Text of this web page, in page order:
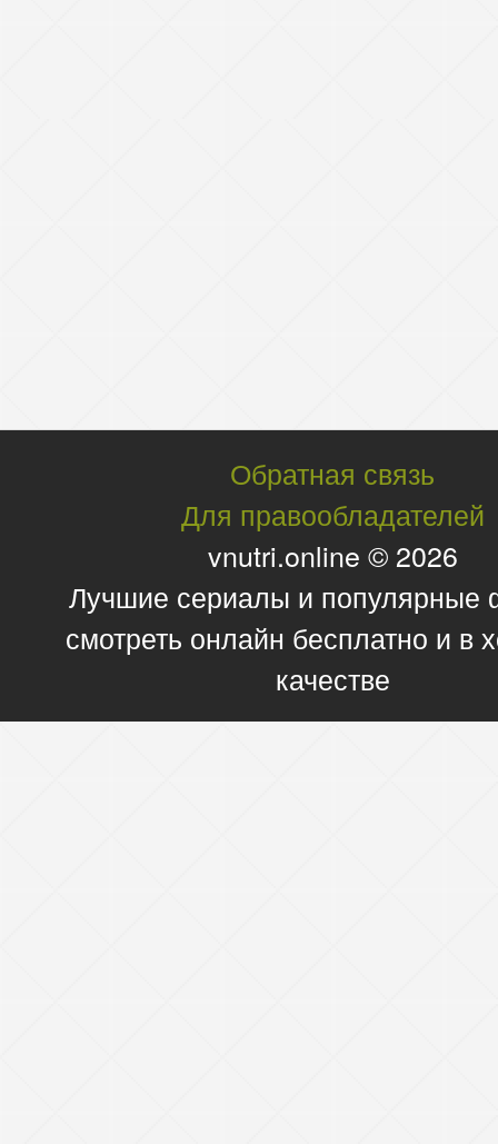
Обратная связь
Для правообладателей
vnutri.online © 2026
Лучшие сериалы и
смотреть онлайн бесплатно и в
качестве